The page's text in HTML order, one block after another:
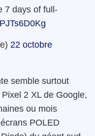
7 days of full-
22 octobre
semble surtout
2 XL de Google,
ou mois
POLED